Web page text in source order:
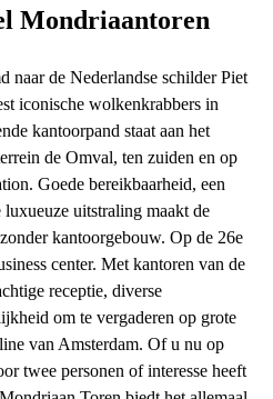
Mondriaantoren
naar de Nederlandse schilder Piet
iconische wolkenkrabbers in
kantoorpand staat aan het
de Omval, ten zuiden en op
Goede bereikbaarheid, een
uitstraling maakt de
kantoorgebouw. Op de 26e
center. Met kantoren van de
receptie, diverse
om te vergaderen op grote
van Amsterdam. Of u nu op
twee personen of interesse heeft